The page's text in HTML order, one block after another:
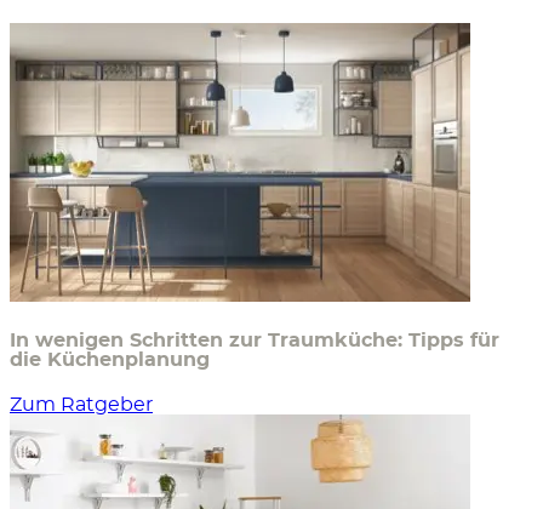
In wenigen Schritten zur Traumküche: Tipps für
die Küchenplanung
Zum Ratgeber